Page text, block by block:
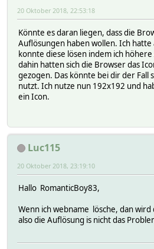
20 Oktober 2018, 22:53:18
Könnte es daran liegen, dass die
Auflösungen haben wollen. Ich hatte
konnte diese lösen indem ich
dahin hatten sich die Browser das
gezogen. Das könnte bei dir der Fall
nutzt. Ich nutze nun 192x192 und
ein Icon.
Luc115
20 Oktober 2018, 23:19:10
Hallo RomanticBoy83,
Wenn ich webname lösche, dan wird
also die Auflösung is nicht das